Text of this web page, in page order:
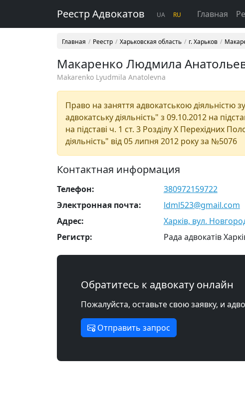
Реестр Адвокатов UA RU Главная
Главная Реестр Харьковская область г. Харьков
Макаренко Людмила
Makarenko Lyudmila Anatolevna
Право на заняття адвокатською діяльністю
адвокатську діяльність" з 09.10.2012 на
на підставі ч. 1 ст. 3 Розділу Х Перехідних
діяльність" від 05 липня 2012 року за №5076
Контактная информация
Телефон:
380972159722
Электронная почта:
ldml523@gmail.com
Адрес:
Харків, вул.
Регистр:
Рада адвокатів
Обратитесь к адвокату онлайн
Пожалуйста, оставьте свою заявку, и
Отправить запрос